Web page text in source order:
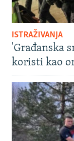
ISTRAŽIVANJA
'Građanska
koristi kao